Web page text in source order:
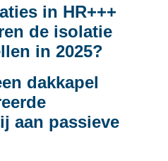
in HR+++
de isolatie
in 2025?
dakkapel
aan passieve